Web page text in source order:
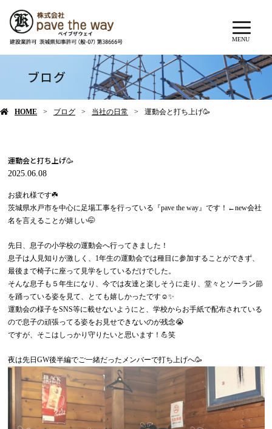
MENU
ブログ
HOME ブログ 当社の日常 運動会と打ち上げ🥳
運動会と打ち上げ🥳
2025.06.08
お疲れ様です☘️
茨城県水戸市を中心に足場工事を行っている『pave the way』です！←new会社
名を言えることが嬉しい🤭
先日、息子の小学校の運動会へ行ってきました！
息子は人見知りが激しく、1年生の運動会では種目に参加することができず、
最後まで椅子に座って見学をしているだけでした。
そんな息子も５年生になり、今では友達と楽しそうに走り、堂々とソーラン節
を踊っている姿を見て、とても嬉しかったです☺️✨
運動会の様子をSNS等に載せないようにと、学校からお手紙で配布されている
ので息子の頑張ってる姿をお見せできないのが残念😭
ですが、そこはしっかり守りたいと思います！💪笑
夜は先日GW後半編でご一緒だったメンバーで打ち上げへ🥳